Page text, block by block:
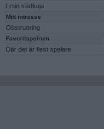
I min trädkoja
Mitt intresse
Obstruering
Favoritspelrum
Där det är flest spelare